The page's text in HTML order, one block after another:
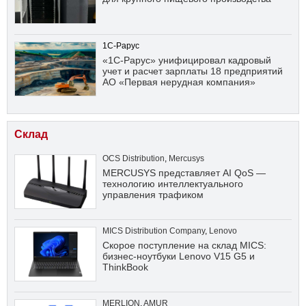
1С-Рарус
«1С-Рарус» унифицировал кадровый
учет и расчет зарплаты 18 предприятий
АО «Первая нерудная компания»
Склад
OCS Distribution Mercusys
MERCUSYS представляет AI QoS —
технологию интеллектуального
управления трафиком
MICS Distribution Company, Lenovo
Скорое поступление на склад MICS:
бизнес-ноутбуки Lenovo V15 G5 и
ThinkBook
MERLION AMUR